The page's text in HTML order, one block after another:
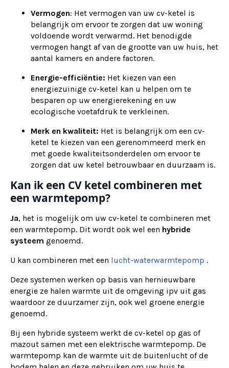
Vermogen: Het vermogen van uw cv-ketel is
belangrijk om ervoor te zorgen dat uw woning
voldoende wordt verwarmd. Het benodigde
vermogen hangt af van de grootte van uw huis, het
aantal kamers en andere factoren.
Energie-efficiëntie: Het kiezen van een
energiezuinige cv-ketel kan u helpen om te
besparen op uw energierekening en uw
ecologische voetafdruk te verkleinen.
Merk en kwaliteit: Het is belangrijk om een cv-
ketel te kiezen van een gerenommeerd merk en
met goede kwaliteitsonderdelen om ervoor te
zorgen dat uw ketel betrouwbaar en duurzaam is.
Kan ik een CV ketel combineren met
een warmtepomp?
Ja, het is mogelijk om uw cv-ketel te combineren met
een warmtepomp. Dit wordt ook wel een hybride
systeem genoemd.
U kan combineren met een lucht-waterwarmtepomp .
Deze systemen werken op basis van hernieuwbare
energie ze halen warmte uit de omgeving ipv uit gas
waardoor ze duurzamer zijn, ook wel groene energie
genoemd.
Bij een hybride systeem werkt de cv-ketel op gas of
mazout samen met een elektrische warmtepomp. De
warmtepomp kan de warmte uit de buitenlucht of de